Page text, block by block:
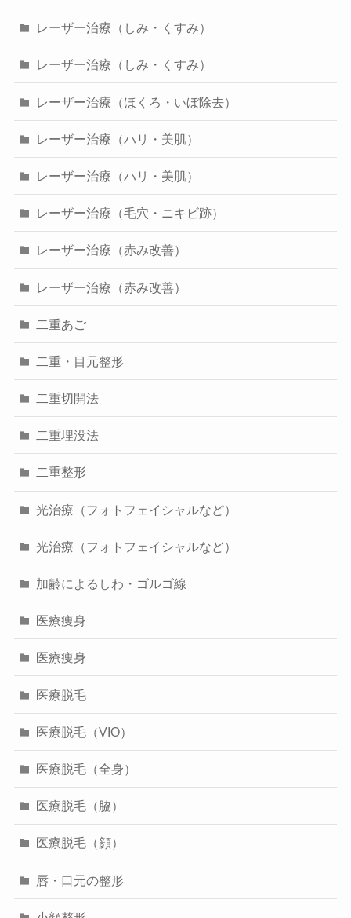
レーザー治療（しみ・くすみ）
レーザー治療（しみ・くすみ）
レーザー治療（ほくろ・いぼ除去）
レーザー治療（ハリ・美肌）
レーザー治療（ハリ・美肌）
レーザー治療（毛穴・ニキビ跡）
レーザー治療（赤み改善）
レーザー治療（赤み改善）
二重あご
二重・目元整形
二重切開法
二重埋没法
二重整形
光治療（フォトフェイシャルなど）
光治療（フォトフェイシャルなど）
加齢によるしわ・ゴルゴ線
医療痩身
医療痩身
医療脱毛
医療脱毛（VIO）
医療脱毛（全身）
医療脱毛（脇）
医療脱毛（顔）
唇・口元の整形